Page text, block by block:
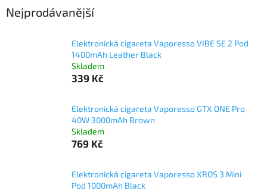
Nejprodávanější
Elektronická cigareta Vaporesso VIBE SE 2 Pod
1400mAh Leather Black
Skladem
339 Kč
Elektronická cigareta Vaporesso GTX ONE Pro
40W 3000mAh Brown
Skladem
769 Kč
Elektronická cigareta Vaporesso XROS 3 Mini
Pod 1000mAh Black